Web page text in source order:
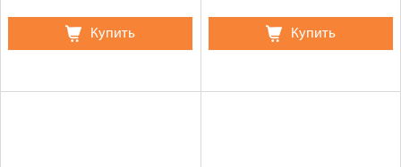
Купить Купить